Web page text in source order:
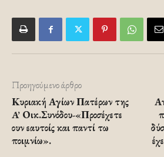
Προηγούμενο άρθρο
Κυριακή Αγίων Πατέρων της
A’ Οικ.Συνόδου-«Προσέχετε
ουν εαυτοίς και παντί τω
ποιμνίω».